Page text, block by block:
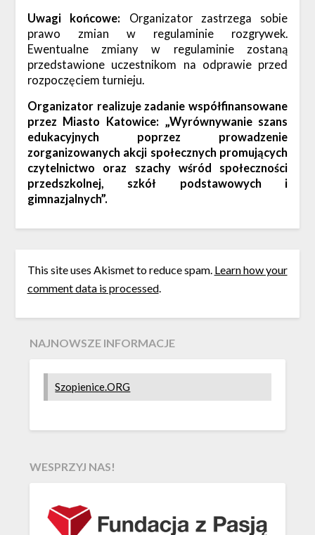
Uwagi końcowe: Organizator zastrzega sobie
prawo zmian w regulaminie rozgrywek.
Ewentualne zmiany w regulaminie zostaną
przedstawione uczestnikom na odprawie przed
rozpoczęciem turnieju.
Organizator realizuje zadaniewspółfinansowane
przez Miasto Katowice: „Wyrównywanie szans
edukacyjnych poprzez prowadzenie
zorganizowanych akcji społecznych promujących
czytelnictwo oraz szachy wśród społeczności
przedszkolnej, szkół podstawowych i
gimnazjalnych”.
This site uses Akismet to reduce spam. Learn how your
comment data is processed.
NAJNOWSZE INFORMACJE
Szopienice.ORG
WESPRZYJ NAS!